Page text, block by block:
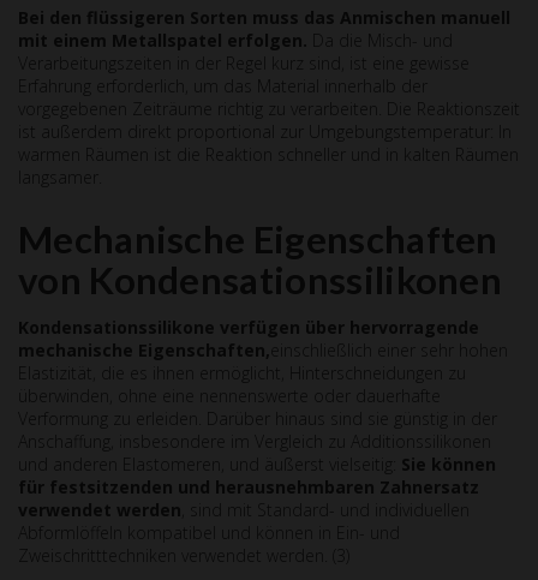
Bei den flüssigeren Sorten muss das Anmischen manuell
mit einem Metallspatel erfolgen.
Verarbeitungszeiten in der Regel kurz sind, ist eine gewisse
Erfahrung erforderlich, um das Material innerhalb der
vorgegebenen Zeiträume richtig zu verarbeiten. Die Reaktionszeit
ist außerdem direkt proportional zur Umgebungstemperatur: In
warmen Räumen ist die Reaktion schneller und in kalten Räumen
langsamer.
Mechanische Eigenschaften
von Kondensationssilikonen
Kondensationssilikone verfügen über hervorragende
mechanische Eigenschaften,
Elastizität, die es ihnen ermöglicht, Hinterschneidungen zu
überwinden, ohne eine nennenswerte oder dauerhafte
Verformung zu erleiden. Darüber hinaus sind sie günstig in der
Anschaffung, insbesondere im Vergleich zu Additionssilikonen
und anderen Elastomeren, und äußerst vielseitig: Sie können
für festsitzenden und herausnehmbaren Zahnersatz
verwendet werden , sind mit Standard- und individuellen
Abformlöffeln kompatibel und können in Ein- und
Zweischritttechniken verwendet werden. (3)